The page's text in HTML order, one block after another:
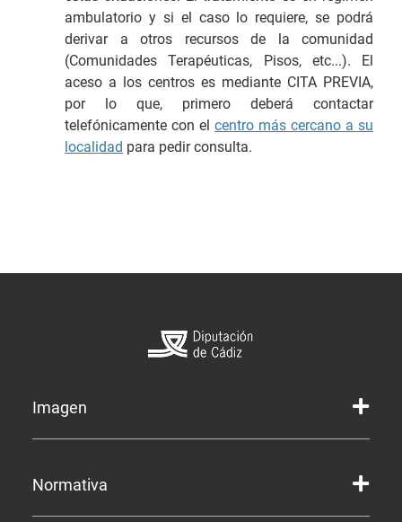
ambulatorio y si el caso lo requiere, se podrá
derivar a otros recursos de la comunidad
(Comunidades Terapéuticas, Pisos, etc...). El
aceso a los centros es mediante CITA PREVIA,
por lo que, primero deberá contactar
telefónicamente con el centro más cercano a su
localidad para pedir consulta.
Imagen
Normativa